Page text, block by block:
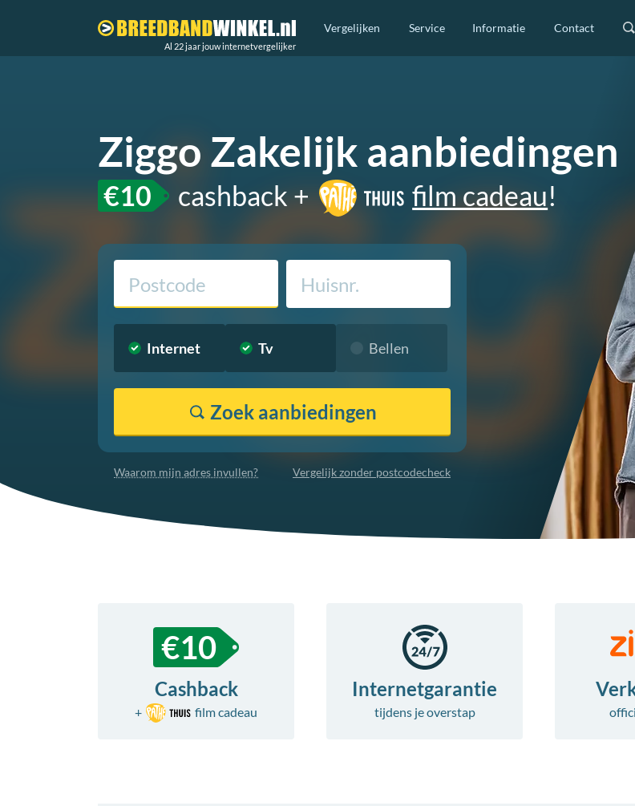
Al 22 jaar jouw internetvergelijker
Vergelijken Service Informatie Contact
Ziggo Zakelijk aanbiedingen
€10 cashback + film cadeau!
Internet Tv Bellen
Zoek aanbiedingen
Vergelijk zonder postcodecheck
Waarom mijn adres invullen?
€10
Cashback
+ filmcadeau
Internetgarantie
tijdens je overstap